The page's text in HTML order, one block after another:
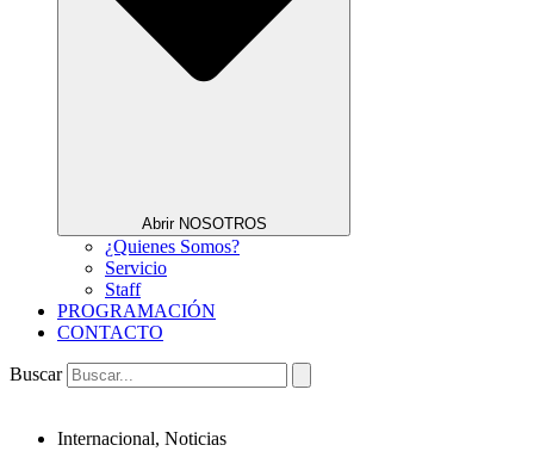
Abrir NOSOTROS
¿Quienes Somos?
Servicio
Staff
PROGRAMACIÓN
CONTACTO
Buscar
Internacional, Noticias